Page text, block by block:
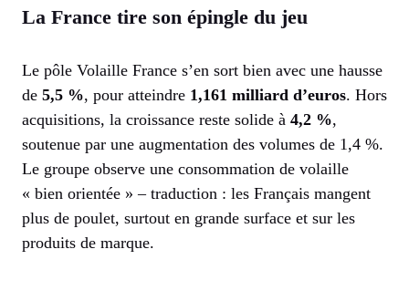
La France tire son épingle du jeu
Le pôle Volaille France s’en sort bien avec une hausse
de 5,5 %, pour atteindre 1,161 milliard d’euros. Hors
acquisitions, la croissance reste solide à 4,2 %,
soutenue par une augmentation des volumes de 1,4 %.
Le groupe observe une consommation de volaille
« bien orientée » – traduction : les Français mangent
plus de poulet, surtout en grande surface et sur les
produits de marque.